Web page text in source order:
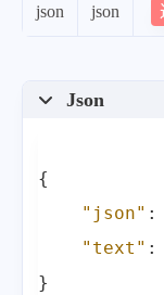
json json
Json
{
"json" :
"text" :
}